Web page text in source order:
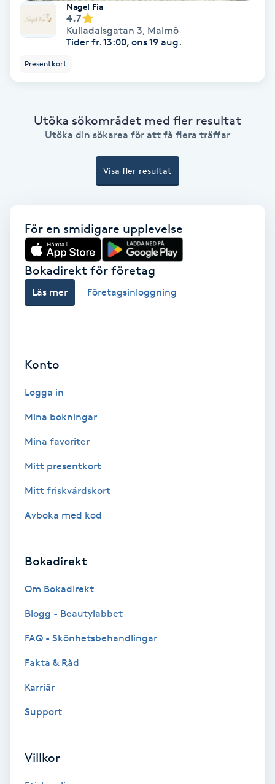
Fransk manikyr
Fransrengöring
Färgning
Föning
Gel naglar
Gelenaglar
Gellack med förstärkning
Gravidmassage
Headspa
Healing
HIFU
Nagel Fia
4.7
Kulladalsgatan 3, Malmö
Tider fr. 13:00, ons 19 aug.
Presentkort
Utöka sökområdet med fler resultat
Utöka din sökarea för att få flera träffar
Visa fler resultat
För en smidigare upplevelse
Bokadirekt för företag
Läs mer Företagsinloggning
Konto
Logga in
Mina bokningar
Mina favoriter
Mitt presentkort
Mitt friskvårdskort
Avboka med kod
Bokadirekt
Om Bokadirekt
Blogg - Beautylabbet
FAQ - Skönhetsbehandlingar
Fakta & Råd
Karriär
Support
Villkor